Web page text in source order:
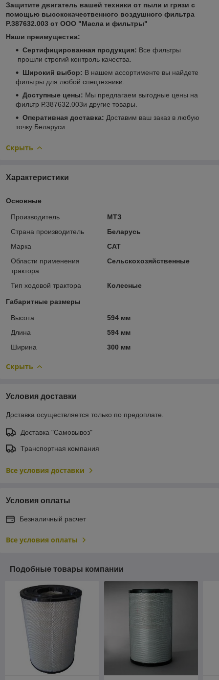
Защитите двигатель вашей техники от пыли и грязи с
помощью высококачественного воздушного фильтра
Р.387632.003 от ООО "Масла и фильтры"
Наши преимущества:
Сертифицированная продукция: Все фильтры
прошли строгий контроль качества.
Широкий выбор: В нашем ассортименте вы найдете
фильтры для любой спецтехники.
Доступные цены: Мы предлагаем выгодные цены на
фильтр Р.387632.003и другие товары.
Оперативная доставка: Доставим ваш заказ в любую
точку Беларуси.
Скрыть
Характеристики
Основные
Производитель
МТЗ
Страна производитель
Беларусь
Марка
CAT
Области применения
трактора
Cельскохозяйственные
Тип ходовой трактора Колесные
Габаритные размеры
Высота
594 мм
Длина
594 мм
Ширина
300 мм
Скрыть
Условия доставки
Доставка осуществляется только по предоплате.
Доставка "Самовывоз"
Транспортная компания
Все условия доставки
Условия оплаты
Безналичный расчет
Все условия оплаты
Подобные товары компании